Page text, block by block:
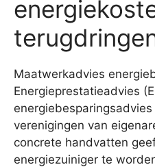
Maatwerkadvies
Energieprestatieadvies
verenigingen van
concrete handvatten
energiezuiniger te